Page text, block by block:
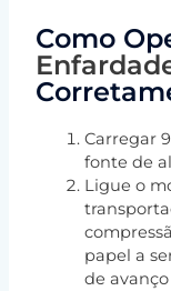
Como
Carregar
fonte de
Ligue o
papel a
de